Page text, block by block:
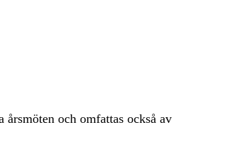
och omfattas också av